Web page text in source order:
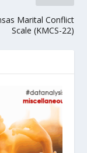
Marital Conflict
Scale (KMCS-22)